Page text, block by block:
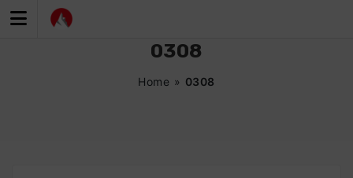
Inhalt
0308
Home » 0308